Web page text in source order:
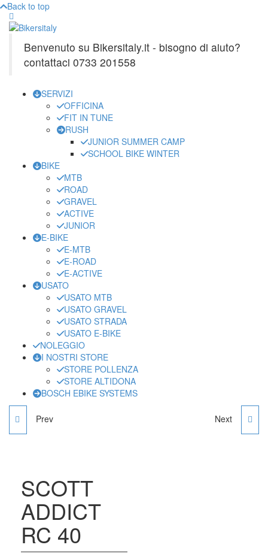
Back to top
Benvenuto su Bikersitaly.it - bisogno di aiuto?
contattaci 0733 201558
SERVIZI
OFFICINA
FIT IN TUNE
RUSH
JUNIOR SUMMER CAMP
SCHOOL BIKE WINTER
BIKE
MTB
ROAD
GRAVEL
ACTIVE
JUNIOR
E-BIKE
E-MTB
E-ROAD
E-ACTIVE
USATO
USATO MTB
USATO GRAVEL
USATO STRADA
USATO E-BIKE
NOLEGGIO
I NOSTRI STORE
STORE POLLENZA
STORE ALTIDONA
BOSCH EBIKE SYSTEMS
Prev TELAIO S-WORKSNext
SCOTT
ADDICT
RC 40